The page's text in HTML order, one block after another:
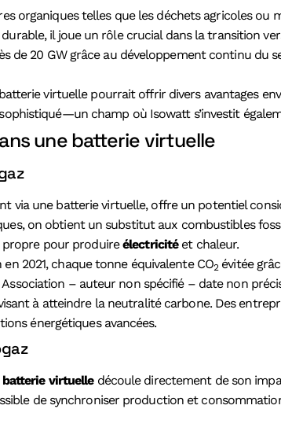
organiques telles que les déchets agricoles
il joue un rôle crucial dans la transition
de 20 GW grâce au développement continu
virtuelle pourrait offrir divers avantages
champ où Isowatt s’investit
une batterie virtuelle
via une batterie virtuelle, offre un potentiel
on obtient un substitut aux combustibles
propre pour produireélectricitéet chaleur.
2021, chaque tonne équivalente CO2 évitée
– auteur non spécifié – date non
à atteindre la neutralité carbone. Des
énergétiques avancées.
batterie virtuelledécoule directement de son
de synchroniser production et